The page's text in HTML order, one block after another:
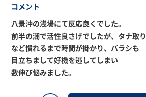
コメント
八景沖の浅場にて反応良くでした。
前半の潮で活性良さげでしたが、タナ取り
など慣れるまで時間が掛かり、バラシも
目立ちまして好機を逃してしまい
数伸び悩みました。